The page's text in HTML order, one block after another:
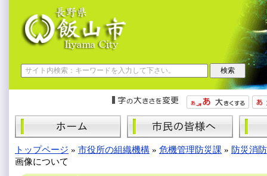
トップページ » 市役所の組織機構 » 危機管理防災課 » 防災消
画像について